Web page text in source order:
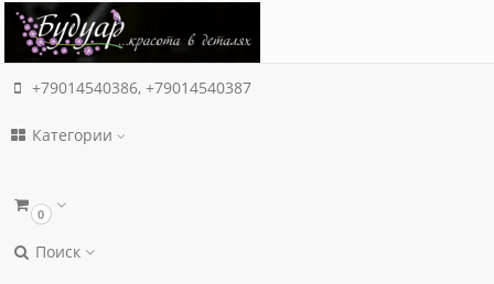
+79014540386, +79014540387
Категории
0
Поиск